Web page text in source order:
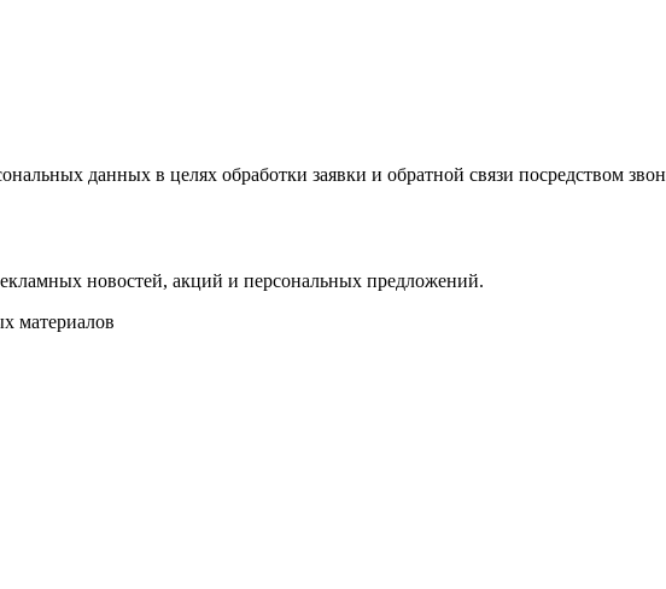
данных в целях обработки заявки и обратной связи посредством
новостей, акций и персональных предложений.
материалов